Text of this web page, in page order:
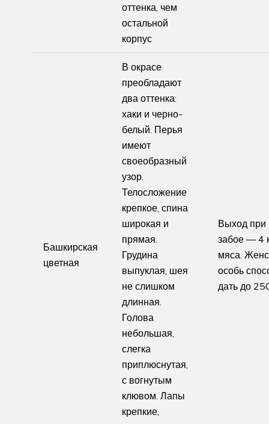
оттенка, чем
остальной
корпус
Башкирская
цветная
В окрасе
преобладают
два оттенка:
хаки и черно-
белый. Перья
имеют
своеобразный
узор.
Телосложение
крепкое, спина
широкая и
прямая.
Грудина
выпуклая, шея
не слишком
длинная.
Голова
небольшая,
слегка
приплюснутая,
с вогнутым
клювом. Лапы
крепкие,
Выход при
забое — 4
мяса.
особь
дать до